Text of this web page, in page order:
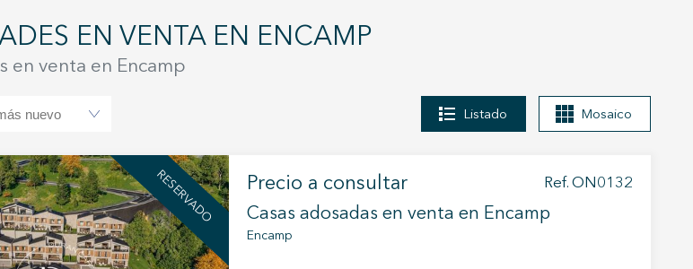
EN VENTA EN ENCAMP
en venta en Encamp
Listado Mosaico
RESERVADO Precio a consultar Ref. ON0132
Casas adosadas en venta en Encamp
Encamp